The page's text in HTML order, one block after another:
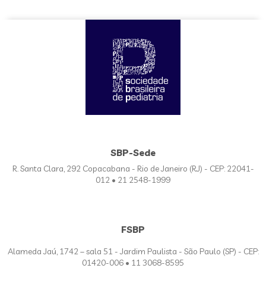
SBP-Sede
R. Santa Clara, 292 Copacabana - Rio de Janeiro (RJ) - CEP: 22041-
012 • 21 2548-1999
FSBP
Alameda Jaú, 1742 – sala 51 - Jardim Paulista - São Paulo (SP) - CEP:
01420-006 • 11 3068-8595